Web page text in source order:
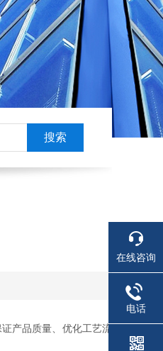
产品质量、优化工艺流
在线咨询
电话